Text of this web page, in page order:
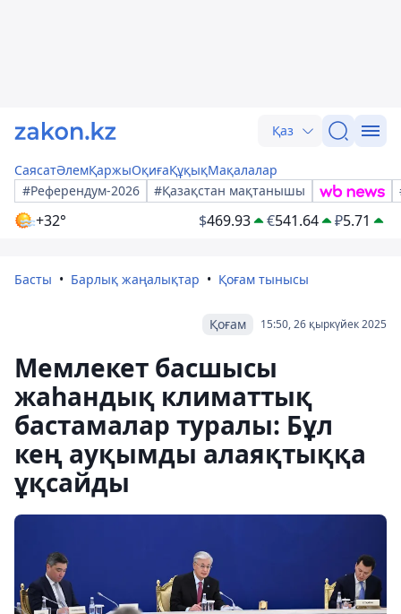
Қаз
СаясатӘлемҚаржыОқиғаҚұқықМақалалар
#Референдум-2026
#Қазақстан мақтанышы
+32° $469.93 €541.64 ₽5.71
Басты Барлық жаңалықтар Қоғам тынысы
15:50, 26 қыркүйек 2025
Қоғам
Мемлекет басшысы
жаһандық климаттық
бастамалар туралы: Бұл
кең ауқымды алаяқтыққа
ұқсайды